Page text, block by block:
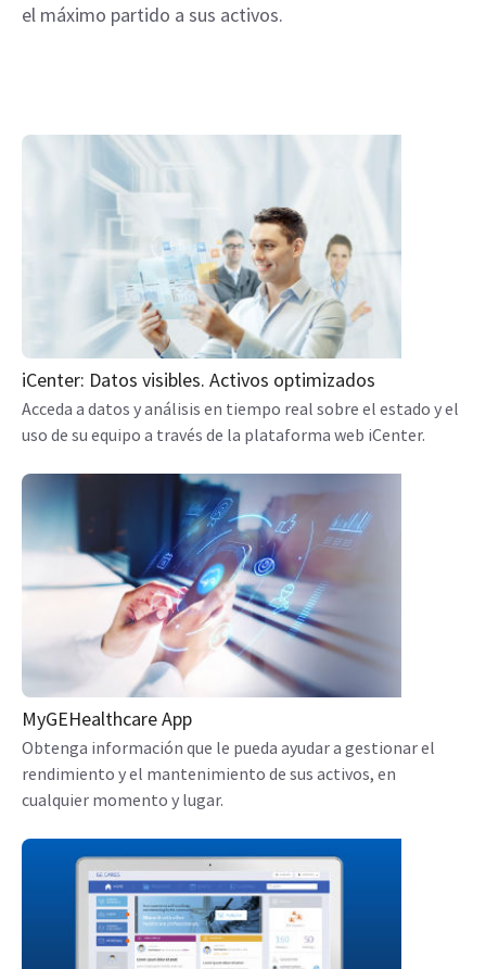
el máximo partido a sus activos.
iCenter: Datos visibles. Activos optimizados
Acceda a datos y análisis en tiempo real sobre el estado y el
uso de su equipo a través de la plataforma web iCenter.
MyGEHealthcare App
Obtenga información que le pueda ayudar a gestionar el
rendimiento y el mantenimiento de sus activos, en
cualquier momento y lugar.